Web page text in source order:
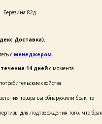
Березина 82д.
Доставка).
с менеджером.
течение 14 дней с момента
свойства.
товара вы обнаружили брак, то
для подтверждения того, что брак